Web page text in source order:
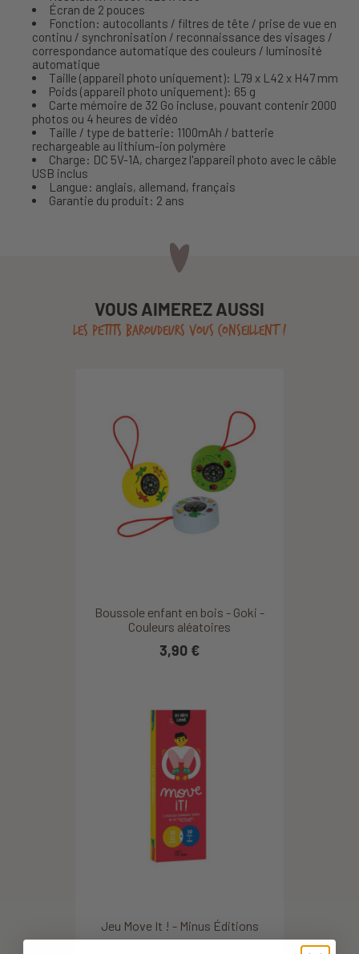
Écran de 2 pouces
Fonction: autocollants / filtres de tête / prise de vue en
continu / synchronisation / reconnaissance des visages /
correspondance automatique des couleurs / luminosité
automatique
Taille (appareil photo uniquement): L79 x L42 x H47 mm
Poids (appareil photo uniquement): 65 g
Carte mémoire de 32 Go incluse, pouvant contenir 2000
photos ou 4 heures de vidéo
Taille / type de batterie: 1100mAh / batterie
rechargeable au lithium-ion polymère
Charge: DC 5V-1A, chargez l'appareil photo avec le câble
USB inclus
Langue: anglais, allemand, français
Garantie du produit: 2 ans
VOUS AIMEREZ AUSSI
LES PETITS BAROUDEURS VOUS CONSEILLENT !
Boussole enfant en bois - Goki -
Couleurs aléatoires
3,90 €
Jeu Move It ! - Minus Éditions